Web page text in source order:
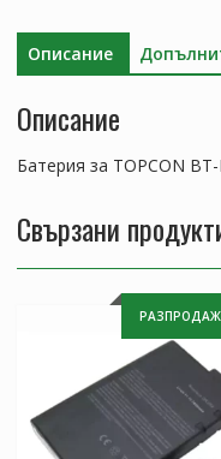
GPT402LN
Описание
Описание
Батерия за TOPCON
Свързани